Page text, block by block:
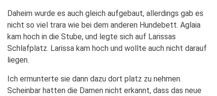
Daheim wurde es auch gleich aufgebaut, allerdings gab es
nicht so viel trara wie bei dem anderen Hundebett. Aglaia
kam hoch in die Stube, und legte sich auf Larissas
Schlafplatz. Larissa kam hoch und wollte auch nicht darauf
liegen.
Ich ermunterte sie dann dazu dort platz zu nehmen.
Scheinbar hatten die Damen nicht erkannt, dass das neue